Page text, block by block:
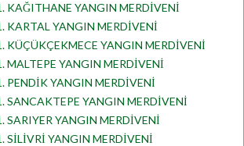
KAĞITHANE YANGIN MERDİVENİ
KARTAL YANGIN MERDİVENİ
KÜÇÜKÇEKMECE YANGIN MERDİVENİ
MALTEPE YANGIN MERDİVENİ
PENDİK YANGIN MERDİVENİ
SANCAKTEPE YANGIN MERDİVENİ
SARIYER YANGIN MERDİVENİ
SİLİVRİ YANGIN MERDİVENİ